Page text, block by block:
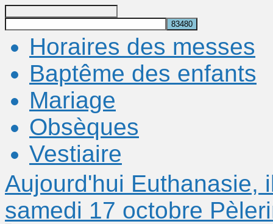
Recherche
Horaires des messes
Baptême des enfants
Mariage
Obsèques
Vestiaire
Aujourd'hui Euthanasie,
samedi 17 octobre